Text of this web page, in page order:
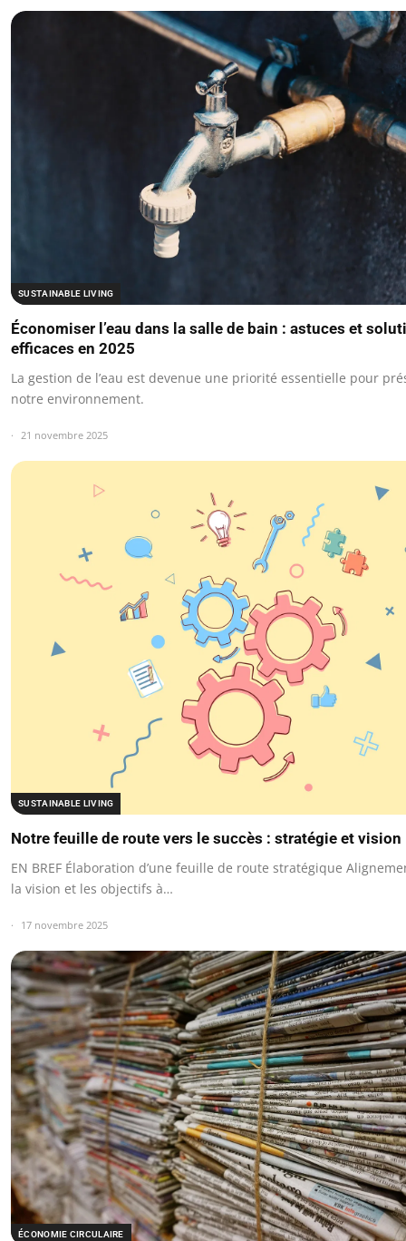
SUSTAINABLE LIVING
Économiser l’eau dans la salle de bain : astuces et
efficaces en 2025
La gestion de l’eau est devenue une priorité essentielle pour
notre environnement.
21 novembre 2025
SUSTAINABLE LIVING
Notre feuille de route vers le succès : stratégie et vision
EN BREF Élaboration d’une feuille de route stratégique
la vision et les objectifs à…
17 novembre 2025
ÉCONOMIE CIRCULAIRE